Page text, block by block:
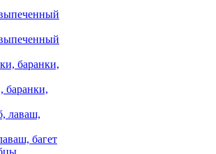
баранки,
багет